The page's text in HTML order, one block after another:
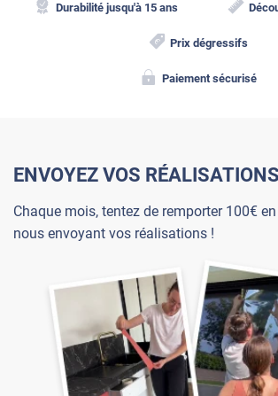
Durabilité jusqu'à 15 ans
Prix dégressifs
Paiement sécurisé
ENVOYEZ VOS RÉALISATIONS
Chaque mois, tentez de remporter 100€
nous envoyant vos réalisations !